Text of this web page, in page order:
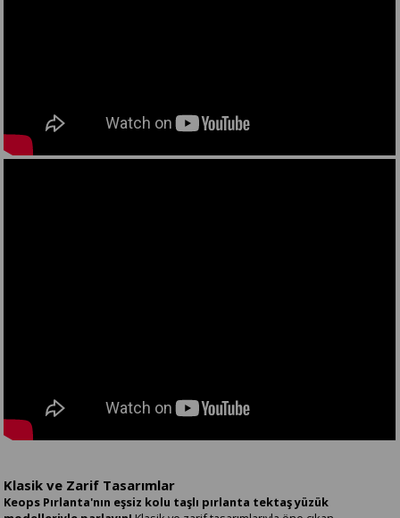
Klasik ve Zarif Tasarımlar
Keops Pırlanta'nın eşsiz kolu taşlı pırlanta tektaş yüzük